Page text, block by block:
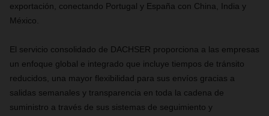
exportación, conectando Portugal y España con China, India y
México.
El servicio consolidado de DACHSER proporciona a las empresas
un enfoque global e integrado que incluye tiempos de tránsito
reducidos, una mayor flexibilidad para sus envíos gracias a
salidas semanales y transparencia en toda la cadena de
suministro a través de sus sistemas de seguimiento y